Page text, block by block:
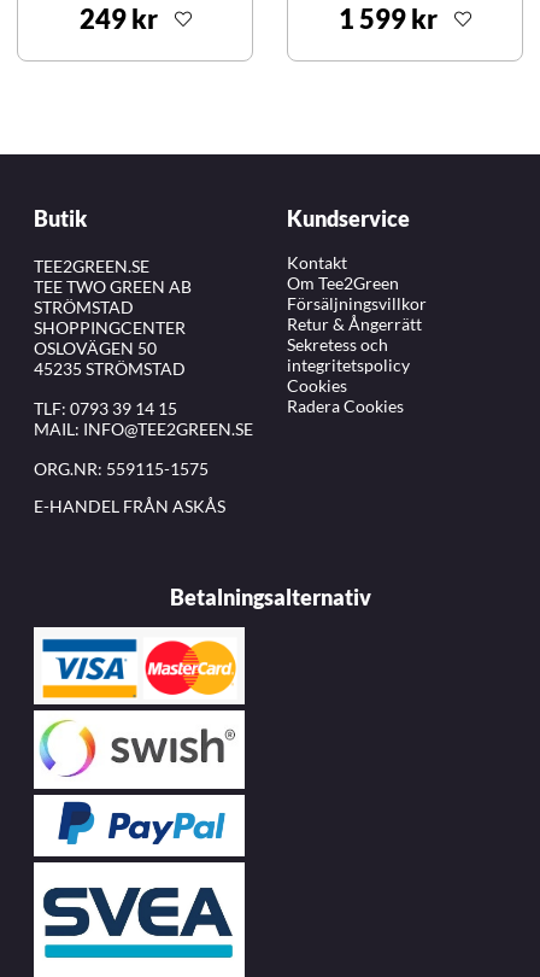
249 kr 1 599 kr
Butik
TEE2GREEN.SE
TEE TWO GREEN AB
STRÖMSTAD
SHOPPINGCENTER
OSLOVÄGEN 50
45235 STRÖMSTAD
TLF: 0793 39 14 15
MAIL: INFO@TEE2GREEN.SE
ORG.NR: 559115-1575
E-HANDEL FRÅN ASKÅS
Kundservice
Kontakt
Om Tee2Green
Försäljningsvillkor
Retur & Ångerrätt
Sekretess och
integritetspolicy
Cookies
Radera Cookies
Betalningsalternativ